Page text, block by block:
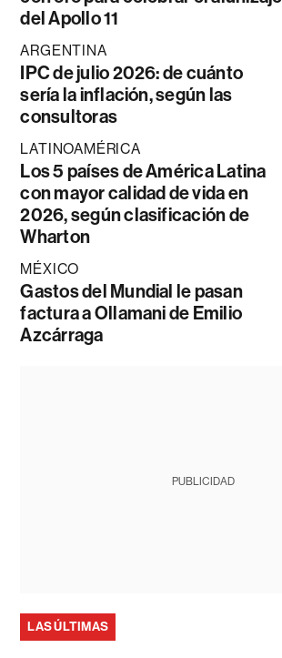
del Apollo 11
ARGENTINA
IPC de julio 2026: de cuánto
sería la inflación, según las
consultoras
LATINOAMÉRICA
Los 5 países de América Latina
con mayor calidad de vida en
2026, según clasificación de
Wharton
MÉXICO
Gastos del Mundial le pasan
factura a Ollamani de Emilio
Azcárraga
PUBLICIDAD
LAS ÚLTIMAS